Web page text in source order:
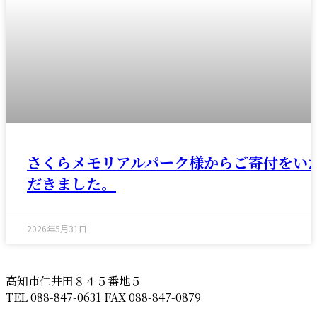
さくらメモリアルパーク様からご寄付をい
だきました。
2026年5月31日
高知市仁井田８４５番地５
TEL 088-847-0631 FAX 088-847-0879